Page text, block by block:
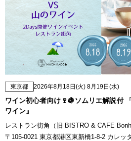
東京都 2026年8月18日(火) 8月19日(水)
ワイン初心者向け🍷🍇ソムリエ解説付
ワイン』
レストラン街角（旧 BISTRO & CAFE
〒105-0021 東京都港区東新橋1-8-2 カレッ